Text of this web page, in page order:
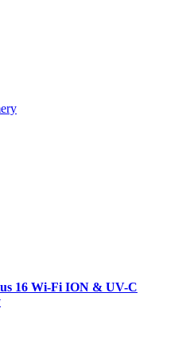
16 Wi-Fi ION & UV-C